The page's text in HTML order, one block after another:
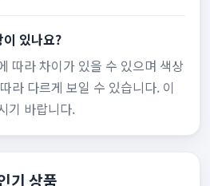
있나요?
따라 차이가 있을 수 있으며 색상
라 다르게 보일 수 있습니다. 이
기 바랍니다.
기 상품